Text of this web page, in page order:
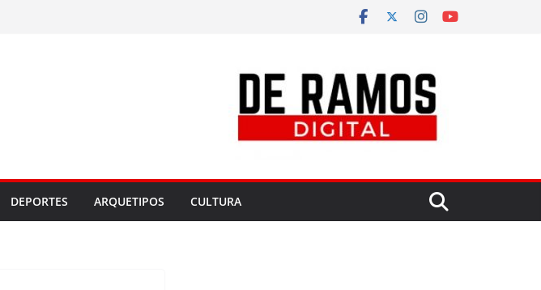
DEPORTES ARQUETIPOS CULTURA